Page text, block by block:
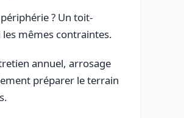
? Un toit-
mêmes contraintes.
annuel, arrosage
préparer le terrain